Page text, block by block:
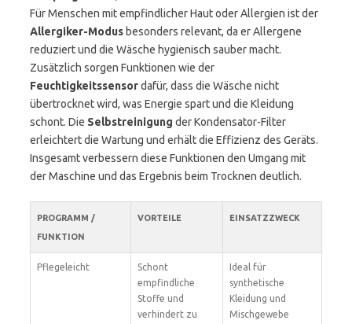
Für Menschen mit empfindlicher Haut oder Allergien ist der
Allergiker-Modus besonders relevant, da er Allergene
reduziert und die Wäsche hygienisch sauber macht.
Zusätzlich sorgen Funktionen wie der
Feuchtigkeitssensordafür, dass die Wäsche nicht
übertrocknet wird, was Energie spart und die Kleidung
schont. Die Selbstreinigung der Kondensator-Filter
erleichtert die Wartung und erhält die Effizienz des Geräts.
Insgesamt verbessern diese Funktionen den Umgang mit
der Maschine und das Ergebnis beim Trocknen deutlich.
PROGRAMM /
FUNKTION
VORTEILE EINSATZZWECK
Pflegeleicht
Schont
empfindliche
Stoffe und
verhindert zu
Ideal für
synthetische
Kleidung und
Mischgewebe